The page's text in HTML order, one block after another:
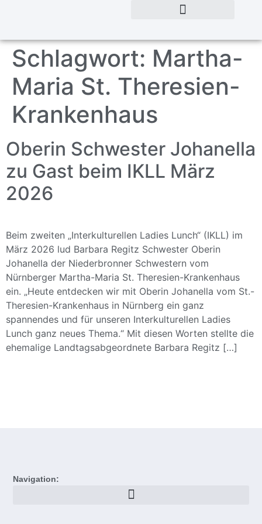
Schlagwort: Martha-
Maria St. Theresien-
Krankenhaus
Oberin Schwester Johanella
zu Gast beim IKLL März
2026
Beim zweiten „Interkulturellen Ladies Lunch“ (IKLL) im
März 2026 lud Barbara Regitz Schwester Oberin
Johanella der Niederbronner Schwestern vom
Nürnberger Martha-Maria St. Theresien-Krankenhaus
ein. „Heute entdecken wir mit Oberin Johanella vom St.-
Theresien-Krankenhaus in Nürnberg ein ganz
spannendes und für unseren Interkulturellen Ladies
Lunch ganz neues Thema.“ Mit diesen Worten stellte die
ehemalige Landtagsabgeordnete Barbara Regitz […]
Navigation: